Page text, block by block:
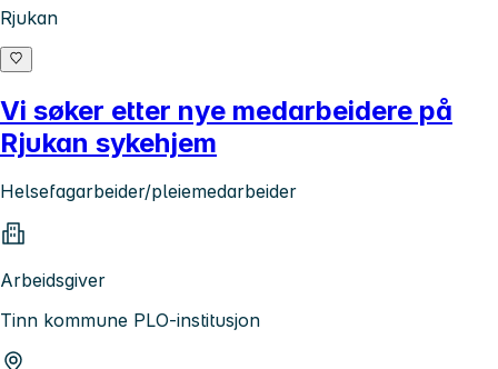
Rjukan
Vi søker etter nye medarbeidere på
Rjukan sykehjem
Helsefagarbeider/pleiemedarbeider
Arbeidsgiver
Tinn kommune PLO-institusjon